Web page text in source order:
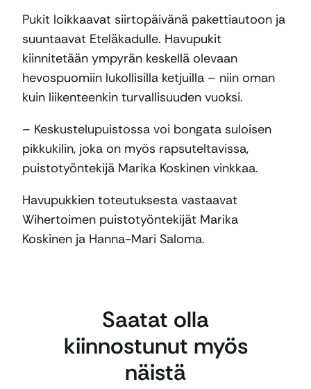
Pukit loikkaavat siirtopäivänä pakettiautoon ja
suuntaavat Eteläkadulle. Havupukit
kiinnitetään ympyrän keskellä olevaan
hevospuomiin lukollisilla ketjuilla – niin oman
kuin liikenteenkin turvallisuuden vuoksi.
– Keskustelupuistossa voi bongata suloisen
pikkukilin, joka on myös rapsuteltavissa,
puistotyöntekijä Marika Koskinen vinkkaa.
Havupukkien toteutuksesta vastaavat
Wihertoimen puistotyöntekijät Marika
Koskinen ja Hanna-Mari Saloma.
Saatat olla
kiinnostunut myös
näistä